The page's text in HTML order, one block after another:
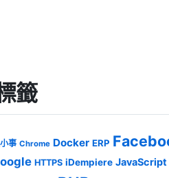
籤
事 Chrome Docker ERP
HTTPS iDempiere JavaScript